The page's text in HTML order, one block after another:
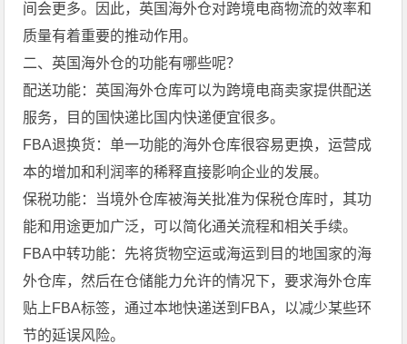
间会更多。因此，英国海外仓对跨境电商物流的效率和
质量有着重要的推动作用。
二、英国海外仓的功能有哪些呢？
配送功能：英国海外仓库可以为跨境电商卖家提供配送
服务，目的国快递比国内快递便宜很多。
FBA退换货：单一功能的海外仓库很容易更换，运营成
本的增加和利润率的稀释直接影响企业的发展。
保税功能：当境外仓库被海关批准为保税仓库时，其功
能和用途更加广泛，可以简化通关流程和相关手续。
FBA中转功能：先将货物空运或海运到目的地国家的海
外仓库，然后在仓储能力允许的情况下，要求海外仓库
贴上FBA标签，通过本地快递送到FBA，以减少某些环
节的延误风险。